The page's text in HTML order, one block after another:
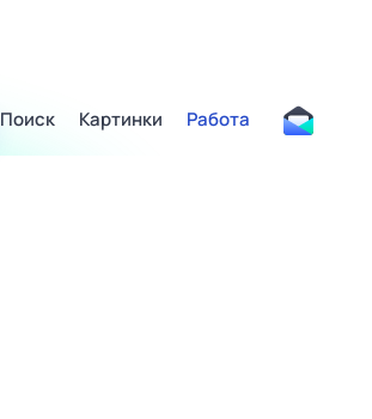
Поиск Картинки Работа